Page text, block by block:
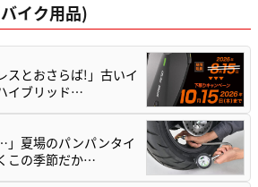
イク用品)
スとおさらば!」古いイ
イブリッド…
」夏場のパンパンタイ
この季節だか…